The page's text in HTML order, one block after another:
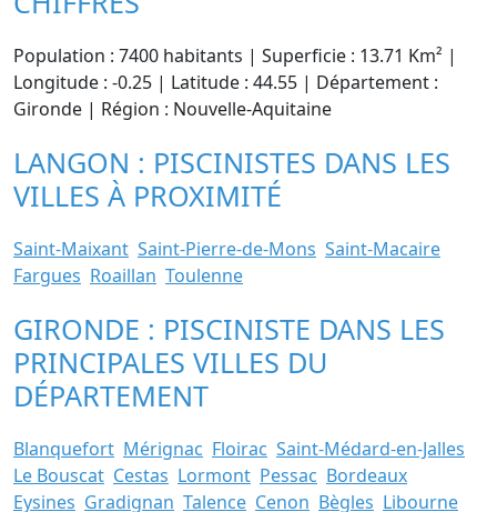
Population : 7400 habitants | Superficie : 13.71 Km² |
Longitude : -0.25 | Latitude : 44.55 | Département :
Gironde | Région : Nouvelle-Aquitaine
LANGON : PISCINISTES DANS LES
VILLES À PROXIMITÉ
Saint-Maixant Saint-Pierre-de-Mons Saint-Macaire
Fargues Roaillan Toulenne
GIRONDE : PISCINISTE DANS LES
PRINCIPALES VILLES DU
DÉPARTEMENT
Blanquefort Mérignac Floirac Saint-Médard-en-Jalles
Le Bouscat Cestas Lormont Pessac Bordeaux
Eysines Gradignan Talence Cenon Bègles Libourne